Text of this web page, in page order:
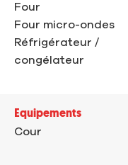
Four
Four micro-ondes
Réfrigérateur /
congélateur
Equipements
Cour